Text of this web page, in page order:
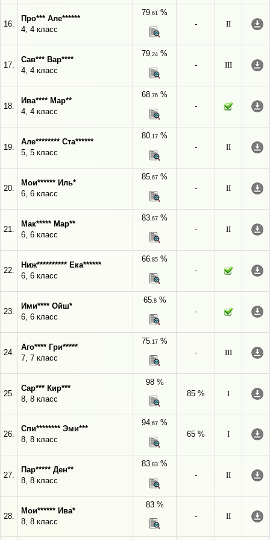
16.
Про*** Але******
4, 4 класс
79,61 %
-
II
17.
Сав*** Вар****
4, 4 класс
79,24 %
-
III
18.
Ива**** Мар**
4, 4 класс
68,76 %
-
19.
Але******** Ста******
5, 5 класс
80,17 %
-
II
20.
Мои****** Иль*
6, 6 класс
85,67 %
-
II
21.
Мак***** Мар**
6, 6 класс
83,67 %
-
II
22.
Ниж********** Ека******
6, 6 класс
66,85 %
-
23.
Ими**** Ойш*
6, 6 класс
65,8%
-
24.
Аго**** Гри*****
7, 7 класс
75,17 %
-
III
25.
Сар*** Кир***
8, 8 класс
98 %
85 %
I
26.
Спи******** Эми***
8, 8 класс
94,67 %
65 %
I
27.
Пар***** Ден**
8, 8 класс
83,83 %
-
II
28.
Мои****** Ива*
8, 8 класс
83 %
-
II